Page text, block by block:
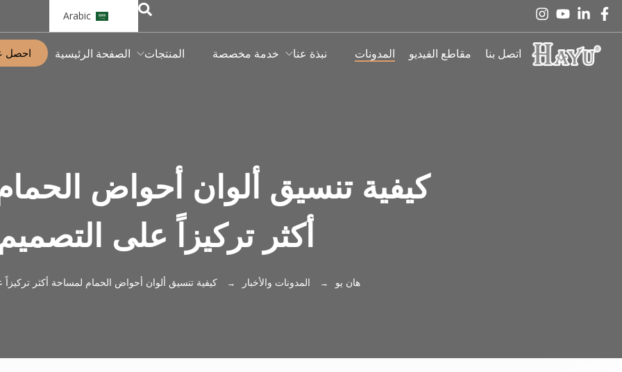
Arabic
الصفحة الرئيسية المنتجات خدمة مخصصة نبذة عنا المدونات مقاطع الفيديو اتصل بنا احصل
كيفية تنسيق ألوان أحواض
أكثر تركيزاً على
هان يو المدونات والأخبار كيفية تنسيق ألوان أحواض الحمام لمساحة أكثر